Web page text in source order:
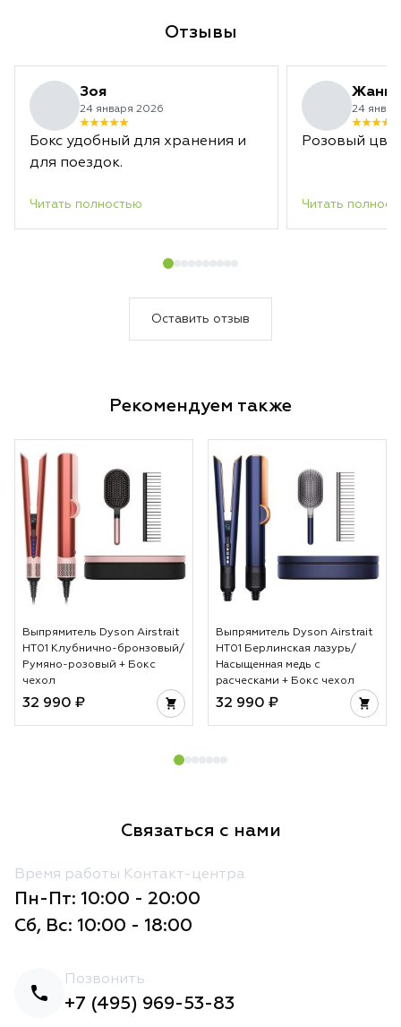
Отзывы
Зоя
24 января 2026
Бокс удобный для хранения и
для поездок.
Читать полностью
Жанна
24
Розовый
Читать
Оставить отзыв
Рекомендуем также
Выпрямитель Dyson Airstrait
HT01 Клубнично-бронзовый/
Румяно-розовый + Бокс
чехол
32 990 ₽
Выпрямитель Dyson Airstrait
HT01 Берлинская лазурь/
Насыщенная медь с
расческами + Бокс чехол
32 990 ₽
Связаться с нами
Время работы Контакт-центра
Пн-Пт: 10:00 - 20:00
Сб, Вс: 10:00 - 18:00
Позвонить
+7 (495) 969-53-83